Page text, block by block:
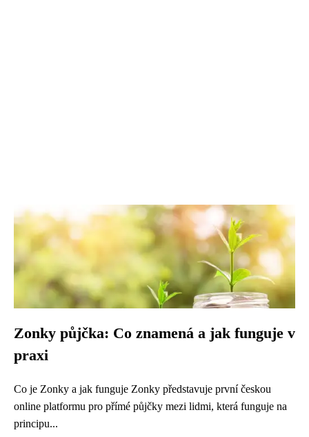
Zonky půjčka: Co znamená a jak funguje v
praxi
Co je Zonky a jak funguje Zonky představuje první českou
online platformu pro přímé půjčky mezi lidmi, která funguje na
principu...